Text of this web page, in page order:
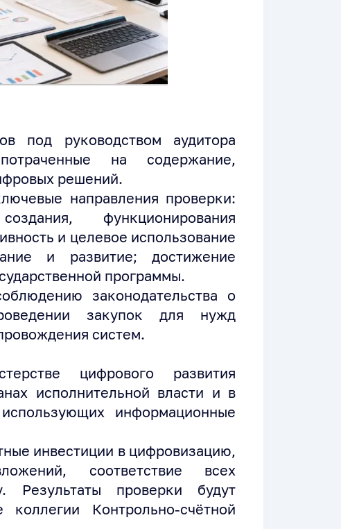
под руководством аудитора
на содержание,
решений.
направления проверки:
функционирования
и целевое использование
и развитие; достижение
программы.
законодательства о
закупок для нужд
систем.
цифрового развития
исполнительной власти и в
информационные
инвестиции в цифровизацию,
соответствие всех
Результаты проверки будут
Контрольно-счётной